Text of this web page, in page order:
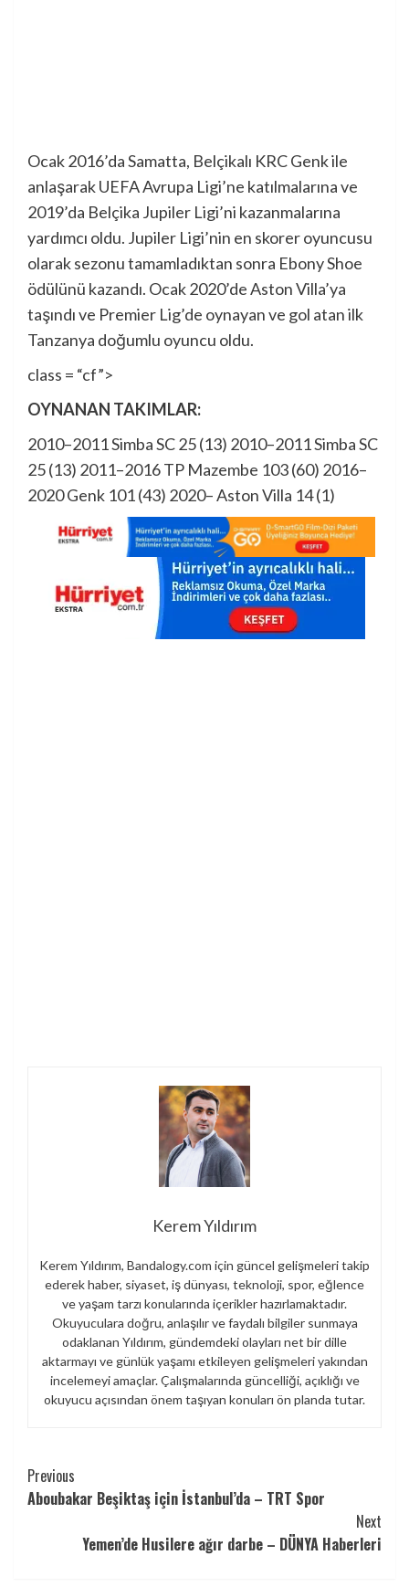
Ocak 2016’da Samatta, Belçikalı KRC Genk ile
anlaşarak UEFA Avrupa Ligi’ne katılmalarına ve
2019’da Belçika Jupiler Ligi’ni kazanmalarına
yardımcı oldu. Jupiler Ligi’nin en skorer oyuncusu
olarak sezonu tamamladıktan sonra Ebony Shoe
ödülünü kazandı. Ocak 2020’de Aston Villa’ya
taşındı ve Premier Lig’de oynayan ve gol atan ilk
Tanzanya doğumlu oyuncu oldu.
class = “cf”>
OYNANAN TAKIMLAR:
2010–2011 Simba SC 25 (13) 2010–2011 Simba SC
25 (13) 2011–2016 TP Mazembe 103 (60) 2016–
2020 Genk 101 (43) 2020– Aston Villa 14 (1)
Kerem Yıldırım
Kerem Yıldırım, Bandalogy.com için güncel gelişmeleri takip
ederek haber, siyaset, iş dünyası, teknoloji, spor, eğlence
ve yaşam tarzı konularında içerikler hazırlamaktadır.
Okuyuculara doğru, anlaşılır ve faydalı bilgiler sunmaya
odaklanan Yıldırım, gündemdeki olayları net bir dille
aktarmayı ve günlük yaşamı etkileyen gelişmeleri yakından
incelemeyi amaçlar. Çalışmalarında güncelliği, açıklığı ve
okuyucu açısından önem taşıyan konuları ön planda tutar.
Continue
Reading
Previous
Aboubakar Beşiktaş için İstanbul’da – TRT Spor
Next
Yemen’de Husilere ağır darbe – DÜNYA Haberleri